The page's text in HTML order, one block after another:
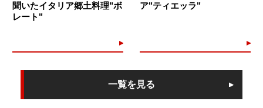
聞いたイタリア郷土料理"ボ
レート"
ア"ティエッラ"
一覧を見る